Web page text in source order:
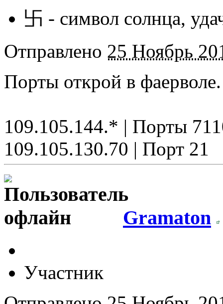
卐 - символ солнца,
Отправлено 25 Ноябрь
Порты открой в фаерволе.
109.105.144.* | Порты
109.105.130.70 | Порт 21
Gramaton
Участник